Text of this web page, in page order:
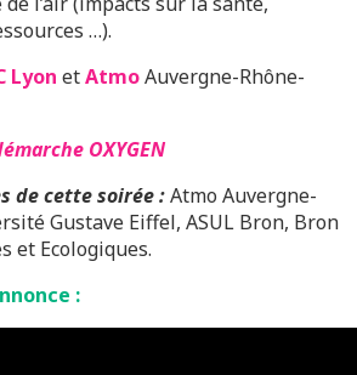
…).
Lyon etAtmoAuvergne-Rhône-
OXYGEN
de cette soirée :Atmo Auvergne-
Gustave Eiffel, ASUL Bron, Bron
et Ecologiques.
: